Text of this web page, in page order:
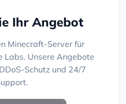
Ihr Angebot
Minecraft-Server für
Labs. Unsere Angebote
Schutz und 24/7